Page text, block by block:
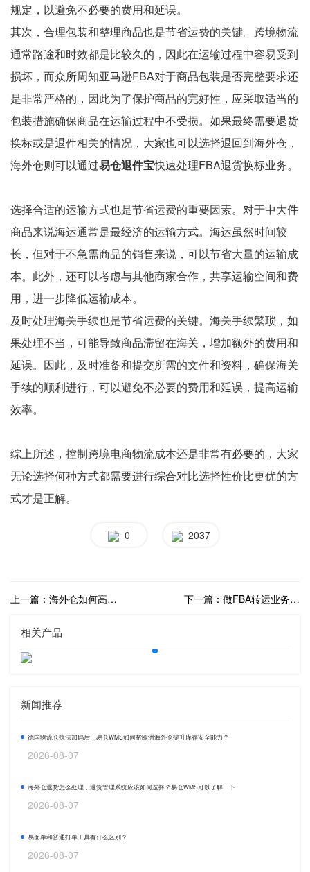
规定，以避免不必要的费用和延误。
其次，合理包装和整理商品也是节省运费的关键。跨境物流
通常路途和时效都是比较久的，因此在运输过程中容易受到
损坏，而众所周知亚马逊FBA对于商品包装是否完整要求还
是非常严格的，因此为了保护商品的完好性，应采取适当的
包装措施确保商品在运输过程中不受损。如果最终需要退货
换标或是退件相关的情况，大家也可以选择退回到海外仓，
海外仓则可以通过易仓退件宝快速处理FBA退货换标业务。
选择合适的运输方式也是节省运费的重要因素。对于中大件
商品来说海运通常是最经济的运输方式。海运虽然时间较
长，但对于不急需商品的销售来说，可以节省大量的运输成
本。此外，还可以考虑与其他商家合作，共享运输空间和费
用，进一步降低运输成本。
及时处理海关手续也是节省运费的关键。海关手续繁琐，如
果处理不当，可能导致商品滞留在海关，增加额外的费用和
延误。因此，及时准备和提交所需的文件和资料，确保海关
手续的顺利进行，可以避免不必要的费用和延误，提高运输
效率。
综上所述，控制跨境电商物流成本还是非常有必要的，大家
无论选择何种方式都需要进行综合对比选择性价比更优的方
式才是正解。
0 2037
上一篇：海外仓如何高效处理大件产品的一件代发业务？ 下一篇：做FBA转运业务如何做到快速出入库？
相关产品
新闻推荐
德国物流仓执法加码后，易仓WMS如何帮欧洲海外仓提升库存安全能力？
2026-08-07
海外仓退货怎么处理，退货管理系统应该如何选择？易仓WMS可以了解一下
2026-08-07
易面单和普通打单工具有什么区别？
2026-08-07